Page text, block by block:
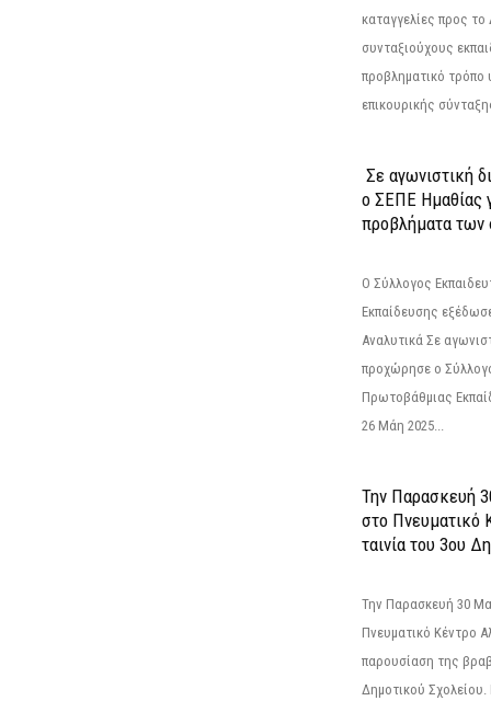
καταγγελίες προς
συνταξιούχους
προβληματικό τρόπο
επικουρικής
Σε αγωνιστική
ο ΣΕΠΕ Ημαθίας
προβλήματα των
Ο Σύλλογος
Εκπαίδευσης
Αναλυτικά Σε
προχώρησε ο
Πρωτοβάθμιας
26 Μάη 2025...
Την Παρασκευή
στο Πνευματικό
ταινία του 3ου
Την Παρασκευή 30
Πνευματικό Κέντρο
παρουσίαση της
Δημοτικού Σχολείου.